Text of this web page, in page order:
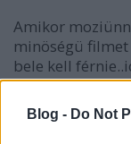
Blog - Do Not
Amikor
minöségü
bele kell
Maga a film